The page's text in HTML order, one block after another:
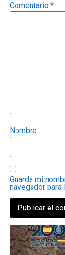
Comentario *
Nombre
Guarda mi
navegador para